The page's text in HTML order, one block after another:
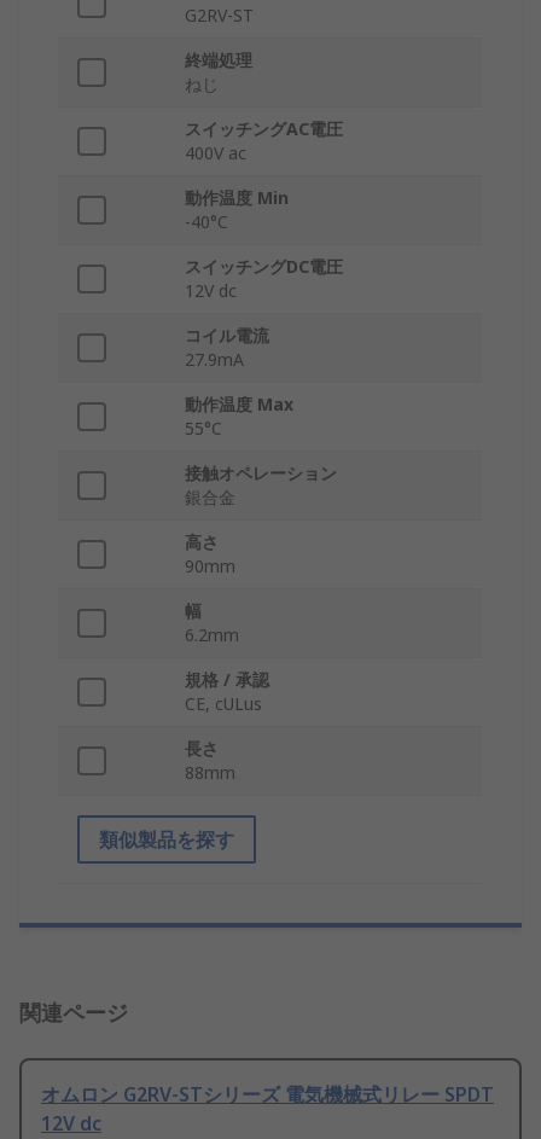
G2RV-ST
終端処理
ねじ
スイッチングAC電圧
400V ac
動作温度 Min
-40°C
スイッチングDC電圧
12V dc
コイル電流
27.9mA
動作温度 Max
55°C
接触オペレーション
銀合金
高さ
90mm
幅
6.2mm
規格 / 承認
CE, cULus
長さ
88mm
類似製品を探す
関連ページ
オムロン G2RV-STシリーズ 電気機械式リレー SPDT
12V dc